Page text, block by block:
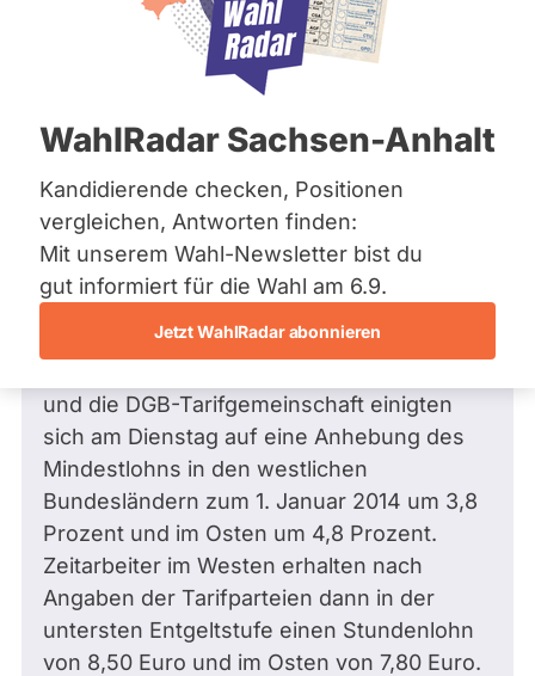
Bremen
Hamburg
Mecklenburg-Vorpommern
Nordrhein-Westfalen
Saarland
Sachsen
Sachsen-Anhalt
Sachsen-Anhalt
Schleswig-Holstein
Thüringen
Archiv
Über uns
WahlRadar Sachsen-Anhalt
Kandidierende checken, Positionen
vergleichen, Antworten finden:
Mit unserem Wahl-Newsletter bist du
gut informiert für die Wahl am 6.9.
Jetzt WahlRadar abonnieren
Zum Profil Frage stellen
zur
Frage von Andre K. • 17.09.2013
Frage an Steffen-Claudio Lemme von
Andre K.bezüglich Arbeit und
Beschäftigung
1. Die rund 800.000 Beschäftigten der
Zeitarbeitsbranche in Deutschland erhalten
in den nächsten Jahren fühlbare
Einkommenserhöhungen. Die
und die DGB-Tarifgemeinschaft einigten
sich am Dienstag auf eine Anhebung des
Mindestlohns in den westlichen
Bundesländern zum 1. Januar 2014 um 3,8
Prozent und im Osten um 4,8 Prozent.
Zeitarbeiter im Westen erhalten nach
Angaben der Tarifparteien dann in der
untersten Entgeltstufe einen Stundenlohn
von 8,50 Euro und im Osten von 7,80 Euro.